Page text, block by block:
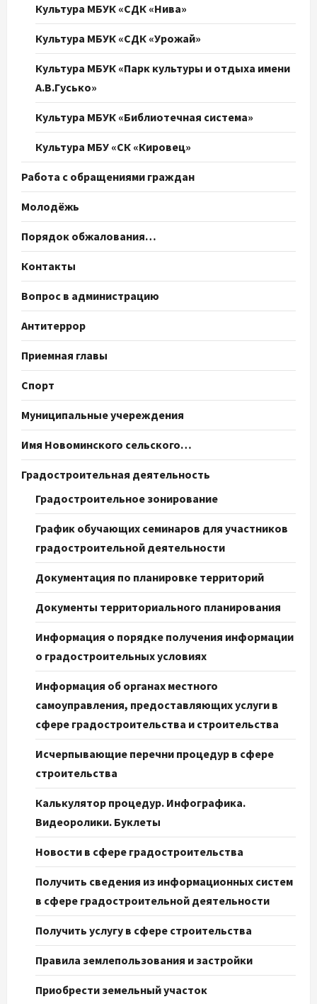
Культура МБУК «СДК «Нива»
Культура МБУК «СДК «Урожай»
Культура МБУК «Парк культуры и отдыха имени
А.В.Гусько»
Культура МБУК «Библиотечная система»
Культура МБУ «СК «Кировец»
Работа с обращениями граждан
Молодёжь
Порядок обжалования…
Контакты
Вопрос в администрацию
Антитеррор
Приемная главы
Спорт
Муниципальные учереждения
Имя Новоминского сельского…
Градостроительная деятельность
Градостроительное зонирование
График обучающих семинаров для участников
градостроительной деятельности
Документация по планировке территорий
Документы территориального планирования
Информация о порядке получения информации
о градостроительных условиях
Информация об органах местного
самоуправления, предоставляющих услуги в
сфере градостроительства и строительства
Исчерпывающие перечни процедур в сфере
строительства
Калькулятор процедур. Инфографика.
Видеоролики. Буклеты
Новости в сфере градостроительства
Получить сведения из информационных систем
в сфере градостроительной деятельности
Получить услугу в сфере строительства
Правила землепользования и застройки
Приобрести земельный участок